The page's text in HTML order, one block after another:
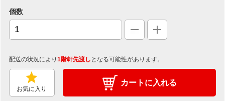
個数
配送の状況により 1階軒先渡し となる可能性があります。
お気に入り
カートに入れる